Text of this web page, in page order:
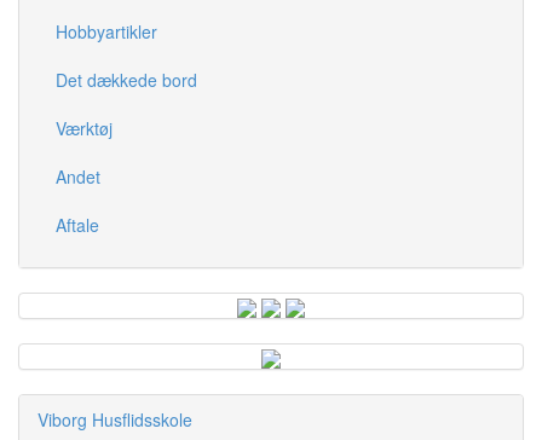
Hobbyartikler
Det dækkede bord
Værktøj
Andet
Aftale
Viborg Husflidsskole